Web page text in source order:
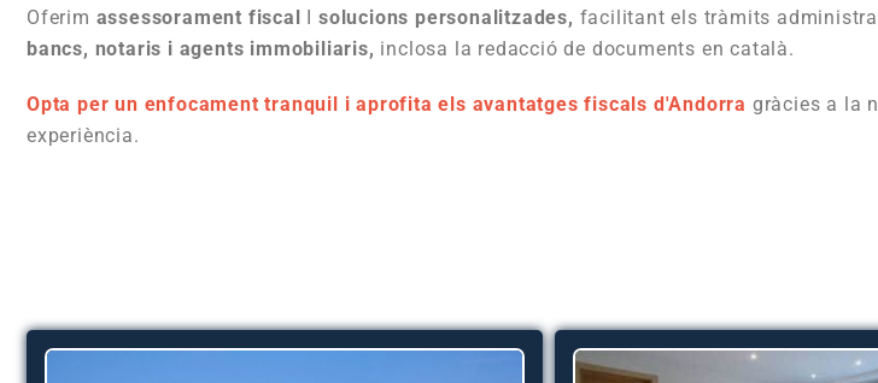
Oferim assessorament fiscal Isolucions personalitzades, facilitant els tràmits
bancs, notaris i agents immobiliaris, inclosa la redacció de documents en català.
Opta per un enfocament tranquil i aprofita els avantatges fiscals d'Andorra gràcies a la
experiència.